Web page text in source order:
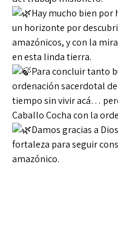
Hay mucho bien por
un horizonte por
amazónicos, y con la
en esta linda tierra.
Para concluir tanto
ordenación sacerdotal
tiempo sin vivir acá…
Caballo Cocha con la
Damos gracias a
fortaleza para seguir
amazónico.